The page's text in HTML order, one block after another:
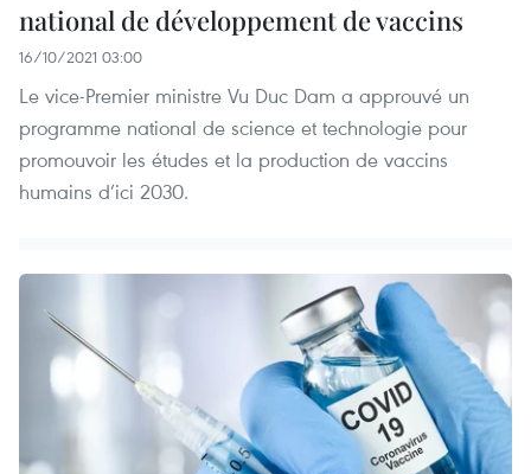
national de développement de vaccins
16/10/2021 03:00
Le vice-Premier ministre Vu Duc Dam a approuvé un
programme national de science et technologie pour
promouvoir les études et la production de vaccins
humains d’ici 2030.